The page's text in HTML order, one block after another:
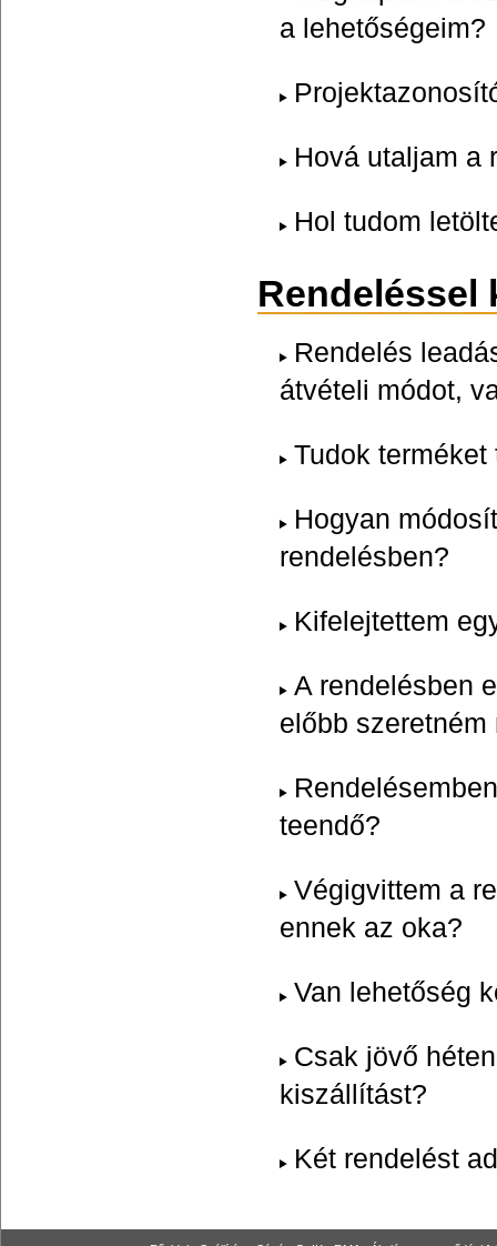
a lehetőségeim?
Hová utaljam a
Hol tudom
Rendeléssel
Rendelés
átvételi módot,
Tudok
Hogyan
rendelésben?
Kifelejtettem
A rendelésben
előbb
teendő?
Végigvittem a
ennek az oka?
Van lehetőség
Csak jövő
kiszállítást?
Két rendelést